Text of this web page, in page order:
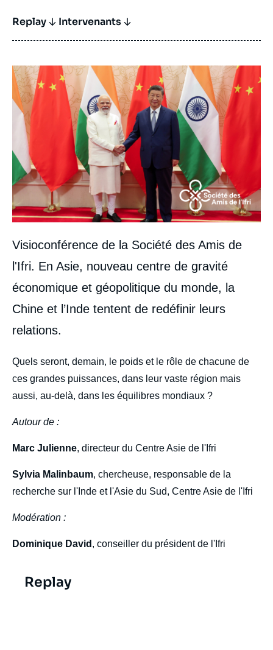
Replay Intervenants
Image
Visioconférence de la Société des Amis de
l'Ifri. En Asie, nouveau centre de gravité
économique et géopolitique du monde, la
Chine et l’Inde tentent de redéfinir leurs
relations.
body
Quels seront, demain, le poids et le rôle de chacune de
ces grandes puissances, dans leur vaste région mais
aussi, au-delà, dans les équilibres mondiaux ?
Autour de :
Marc Julienne, directeur du Centre Asie de l'Ifri
Sylvia Malinbaum, chercheuse, responsable de la
recherche sur l'Inde et l'Asie du Sud, Centre Asie de l'Ifri
Modération :
Dominique David , conseiller du président de l'Ifri
Replay